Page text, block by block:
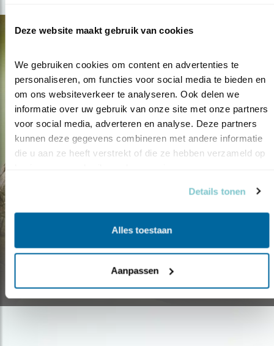
Deze website maakt gebruik van cookies
We gebruiken cookies om content en advertenties te
personaliseren, om functies voor social media te bieden en
om ons websiteverkeer te analyseren. Ook delen we
informatie over uw gebruik van onze site met onze partners
voor social media, adverteren en analyse. Deze partners
kunnen deze gegevens combineren met andere informatie
die u aan ze heeft verstrekt of die ze hebben verzameld op
Details tonen
Alles toestaan
Aanpassen
MET KLAAS MEE NAAR
GAMBIA